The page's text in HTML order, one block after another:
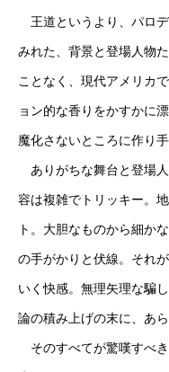
王道というより、パロ
みれた、背景と登場人物
ことなく、現代アメリカ
ョン的な香りをかすかに
魔化さないところに作り
ありがちな舞台と登場
容は複雑でトリッキー。
ト。大胆なものから細か
の手がかりと伏線。それ
いく快感。無理矢理な騙
論の積み上げの末に、あ
そのすべてが驚嘆すべ